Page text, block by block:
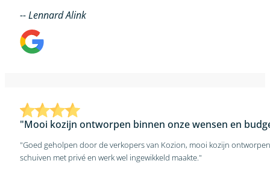
-- Lennard Alink
"Mooi kozijn ontworpen binnen onze wensen en
"Goed geholpen door de verkopers van Kozion, mooi kozijn
schuiven met privé en werk wel ingewikkeld maakte."